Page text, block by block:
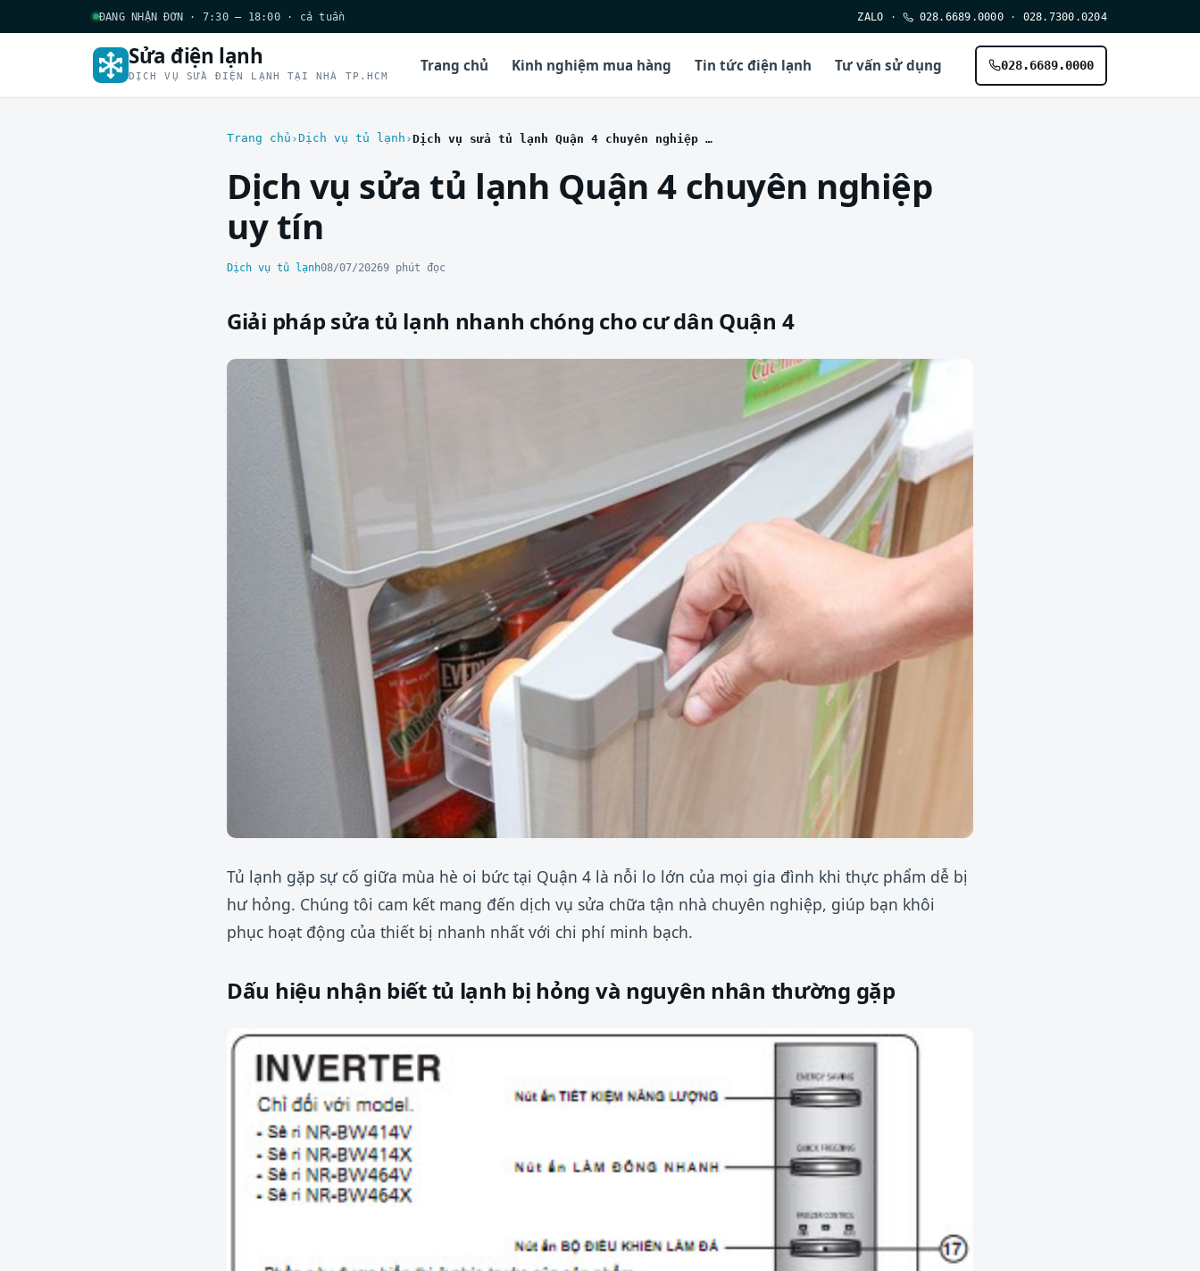
ĐANG NHẬN ĐƠN · 7:30 – 18:00 · cả tuần ZALO · 028.6689.0000 · 028.7300.0204
Sửa điện lạnh
DỊCH VỤ SỬA ĐIỆN LẠNH TẠI NHÀ TP.HCM
Trang chủ Kinh nghiệm mua hàng Tin tức điện lạnh Tư vấn sử dụng 028.6689.0000
Trang chủ Dịch vụ tủ lạnh Dịch vụ sửa tủ lạnh Quận 4 chuyên nghiệp uy tín
Dịch vụ sửa tủ lạnh Quận 4 chuyên nghiệp
uy tín
Dịch vụ tủ lạnh08/07/20269 phút đọc
Giải pháp sửa tủ lạnh nhanh chóng cho cư dân Quận 4
Tủ lạnh gặp sự cố giữa mùa hè oi bức tại Quận 4 là nỗi lo lớn của mọi gia đình khi thực phẩm dễ bị
hư hỏng. Chúng tôi cam kết mang đến dịch vụ sửa chữa tận nhà chuyên nghiệp, giúp bạn khôi
phục hoạt động của thiết bị nhanh nhất với chi phí minh bạch.
Dấu hiệu nhận biết tủ lạnh bị hỏng và nguyên nhân thường gặp